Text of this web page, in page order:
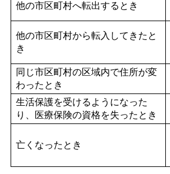
他の市区町村へ転出するとき
他の市区町村から転入してきたと
き
同じ市区町村の区域内で住所が変
わったとき
生活保護を受けるようになった
り、医療保険の資格を失ったとき
亡くなったとき